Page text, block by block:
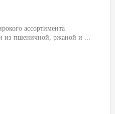
ассортимента
из пшеничной, ржаной и ...